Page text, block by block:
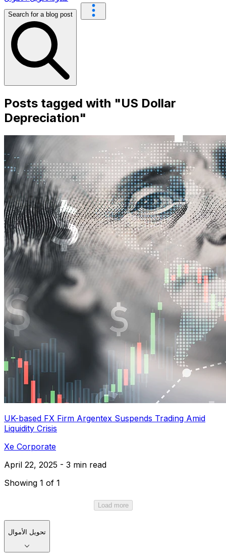
Search for a blog post
Posts tagged with "US Dollar
Depreciation"
UK-based FX Firm Argentex Suspends Trading Amid
Liquidity Crisis
Xe Corporate
April 22, 2025 - 3 min read
Showing 1 of 1
Load more
تحويل الأموال